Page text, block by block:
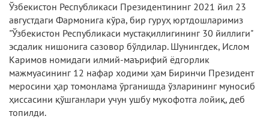
Ўзбекистон Республикаси Президентининг 2021 йил 23
августдаги Фармонига кўра, бир гуруҳ юртдошларимиз
"Ўзбекистон Республикаси мустақиллигининг 30 йиллиги"
эсдалик нишонига сазовор бўлдилар. Шунингдек, Ислом
Каримов номидаги илмий-маърифий ёдгорлик
мажмуасининг 12 нафар ходими ҳам Биринчи Президент
меросини ҳар томонлама ўрганишда ўзларининг муносиб
ҳиссасини қўшганлари учун ушбу мукофотга лойиқ, деб
топилди.